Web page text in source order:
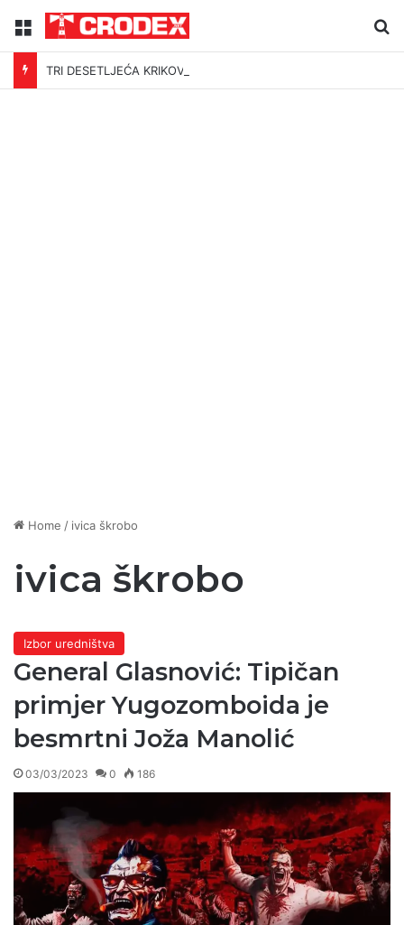
Menu
TRI DESETLJEĆA KRIKOVA OČAJNIKA
Home / ivica škrobo
ivica škrobo
Izbor uredništva
General Glasnović: Tipičan
primjer Yugozomboida je
besmrtni Joža Manolić
03/03/2023 0 186